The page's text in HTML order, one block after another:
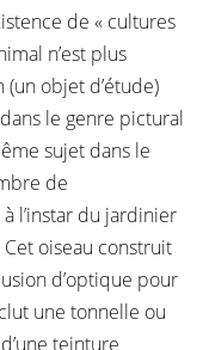
de « cultures
n’est plus
objet d’étude)
le genre pictural
sujet dans le
de
l’instar du jardinier
oiseau construit
d’optique pour
une tonnelle ou
teinture